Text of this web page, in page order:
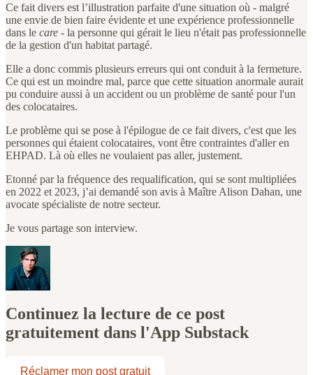
Ce fait divers est l’illustration parfaite d'une situation où - malgré
une envie de bien faire évidente et une expérience professionnelle
dans le care - la personne qui gérait le lieu n'était pas professionnelle
de la gestion d'un habitat partagé.
Elle a donc commis plusieurs erreurs qui ont conduit à la fermeture.
Ce qui est un moindre mal, parce que cette situation anormale aurait
pu conduire aussi à un accident ou un problème de santé pour l'un
des colocataires.
Le problème qui se pose à l'épilogue de ce fait divers, c'est que les
personnes qui étaient colocataires, vont être contraintes d'aller en
EHPAD. Là où elles ne voulaient pas aller, justement.
Etonné par la fréquence des requalification, qui se sont multipliées
en 2022 et 2023, j’ai demandé son avis à Maître Alison Dahan, une
avocate spécialiste de notre secteur.
Je vous partage son interview.
Continuez la lecture de ce post
gratuitement dans l'App Substack
Réclamer mon post gratuit